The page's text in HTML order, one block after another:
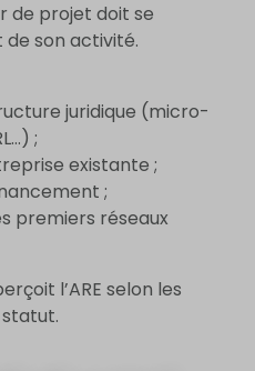
de projet doit se
son activité.
juridique (micro-
;
existante ;
;
premiers réseaux
l’ARE selon les